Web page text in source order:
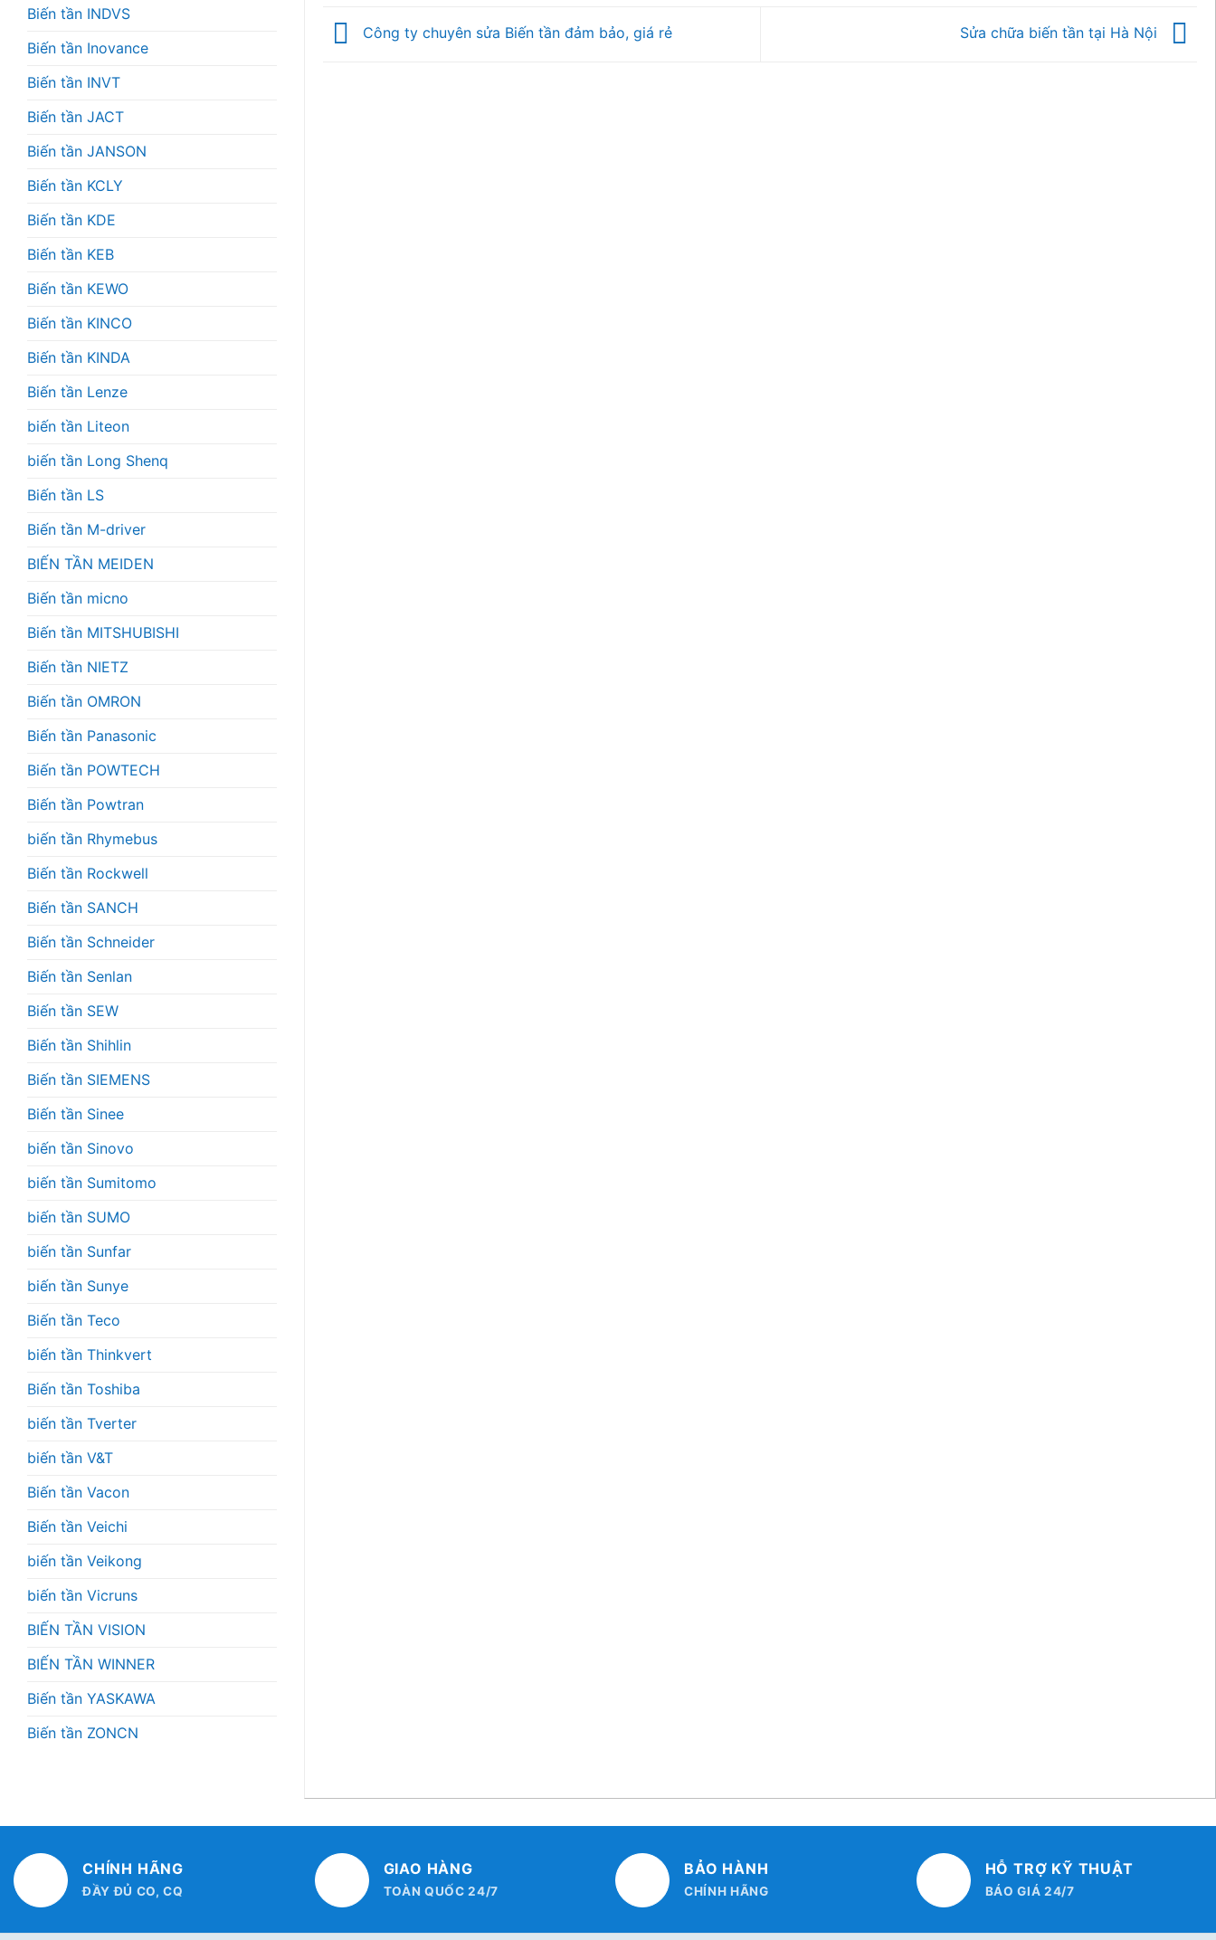
Biến tần INDVS
Biến tần Inovance
Biến tần INVT
Biến tần JACT
Biến tần JANSON
Biến tần KCLY
Biến tần KDE
Biến tần KEB
Biến tần KEWO
Biến tần KINCO
Biến tần KINDA
Biến tần Lenze
biến tần Liteon
biến tần Long Shenq
Biến tần LS
Biến tần M-driver
BIẾN TẦN MEIDEN
Biến tần micno
Biến tần MITSHUBISHI
Biến tần NIETZ
Biến tần OMRON
Biến tần Panasonic
Biến tần POWTECH
Biến tần Powtran
biến tần Rhymebus
Biến tần Rockwell
Biến tần SANCH
Biến tần Schneider
Biến tần Senlan
Biến tần SEW
Biến tần Shihlin
Biến tần SIEMENS
Biến tần Sinee
biến tần Sinovo
biến tần Sumitomo
biến tần SUMO
biến tần Sunfar
biến tần Sunye
Biến tần Teco
biến tần Thinkvert
Biến tần Toshiba
biến tần Tverter
biến tần V&T
Biến tần Vacon
Biến tần Veichi
biến tần Veikong
biến tần Vicruns
BIẾN TẦN VISION
BIẾN TẦN WINNER
Biến tần YASKAWA
Biến tần ZONCN
Công ty chuyên sửa Biến tần đảm bảo, giá rẻ Sửa chữa biến tần tại Hà Nội
CHÍNH HÃNG
ĐẦY ĐỦ CO, CQ
GIAO HÀNG
TOÀN QUỐC 24/7
BẢO HÀNH
CHÍNH HÃNG
HỖ TRỢ KỸ THUẬT
BÁO GIÁ 24/7